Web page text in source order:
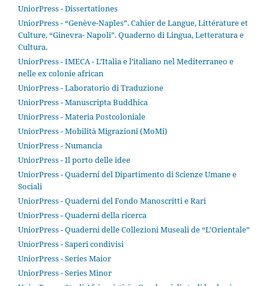
UniorPress - Dissertationes
UniorPress - “Genève-Naples”. Cahier de Langue, Littérature et
Culture. “Ginevra- Napoli”. Quaderno di Lingua, Letteratura e
Cultura.
UniorPress - IMECA - L’Italia e l’italiano nel Mediterraneo e
nelle ex colonie african
UniorPress - Laboratorio di Traduzione
UniorPress - Manuscripta Buddhica
UniorPress - Materia Postcoloniale
UniorPress - Mobilità Migrazioni (MoMi)
UniorPress - Numancia
UniorPress - Il porto delle idee
UniorPress - Quaderni del Dipartimento di Scienze Umane e
Sociali
UniorPress - Quaderni del Fondo Manoscritti e Rari
UniorPress - Quaderni della ricerca
UniorPress - Quaderni delle Collezioni Museali de “L’Orientale”
UniorPress - Saperi condivisi
UniorPress - Series Maior
UniorPress - Series Minor